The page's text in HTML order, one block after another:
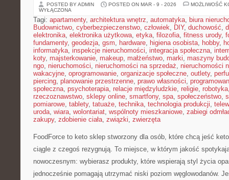
POSTED BY ADMIN POSTED ON MAR - 9 - 2026
MOŻLIWOŚĆ
WYŁĄCZONA
Tagi: apartamenty, architektura wnętrz, automatyka, biura
Budownictwo, cyberbezpieczenstwo, człowiek, DIY, duchowość,
elektronika, elektronika użytkowa, etyka, filozofia, fitness urody,
fundamenty, geodezja, gsm, hardware, higiena osobista, hobby,
informatyka, inspekcje nieruchomości, integracja społeczna,
koty, majsterkowanie, makeup, małżeństwo, marki, maszyny
ngo, nieruchomości, nieruchomości na sprzedaż, nieruchomości
wakacyjne, oprogramowanie, organizacje społeczne, outlety,
piercing, planowanie przestrzenne, prawo własności,
społeczna, psychoterapia, relacje międzyludzkie, religie, robotyka
rzeczoznawstwo, sklepy online, smartfony, spa, społeczeństwo,
pomiarowe, tablety, tatuaże, technika, technologia produkcji,
uroda, wiara, wolontariat, wspólnoty mieszkaniowe, zabiegi
zakupy, zdobienie ciała, związki, zwierzęta
FoodForce to keto sklep stworzony dla osób, które chcą jeść
ciągle z czegoś rezygnują. To miejsce, w którym jakość
nowoczesnym: wybierasz produkty, które wspierają styl życia
jednocześnie pomagają utrzymać niski poziom węglowodanów.